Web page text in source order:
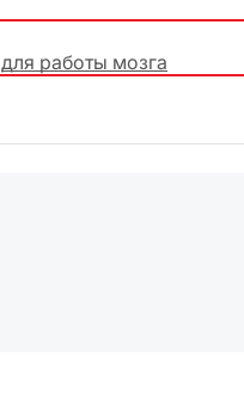
для работы мозга